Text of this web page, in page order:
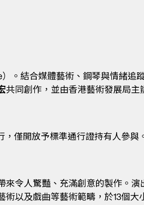
。結合媒體藝術、鋼琴與情緒追
共同創作，並由香港藝術發展局
僅開放予標準通行證持有人參與
令人驚豔、充滿創意的製作。
以及戲曲等藝術範疇，於13個大